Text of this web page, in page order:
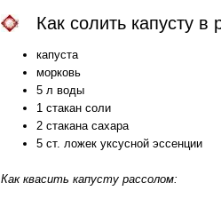
Как солить капусту в
капуста
морковь
5 л воды
1 стакан соли
2 стакана сахара
5 ст. ложек уксусной эссенции
Как квасить капусту рассолом: